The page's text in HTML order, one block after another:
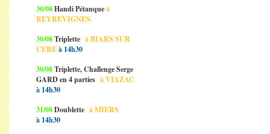
30/08Handi Pétanqueà
REYREVIGNES.
30/08Triplette à BIARS SUR
CEREà 14h30
30/08Triplette, Challenge Serge
GARD en 4 parties à VIAZAC
à 14h30
31/08Doublette à MIERS
à 14h30